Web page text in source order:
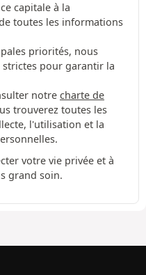
capitale à la
toutes les informations
priorités, nous
strictes pour garantir la
notre charte de
trouverez toutes les
l'utilisation et la
votre vie privée et à
grand soin.